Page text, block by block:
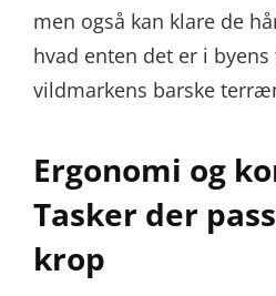
men også kan klare de
hvad enten det er i
vildmarkens barske
Ergonomi og
Tasker der
krop